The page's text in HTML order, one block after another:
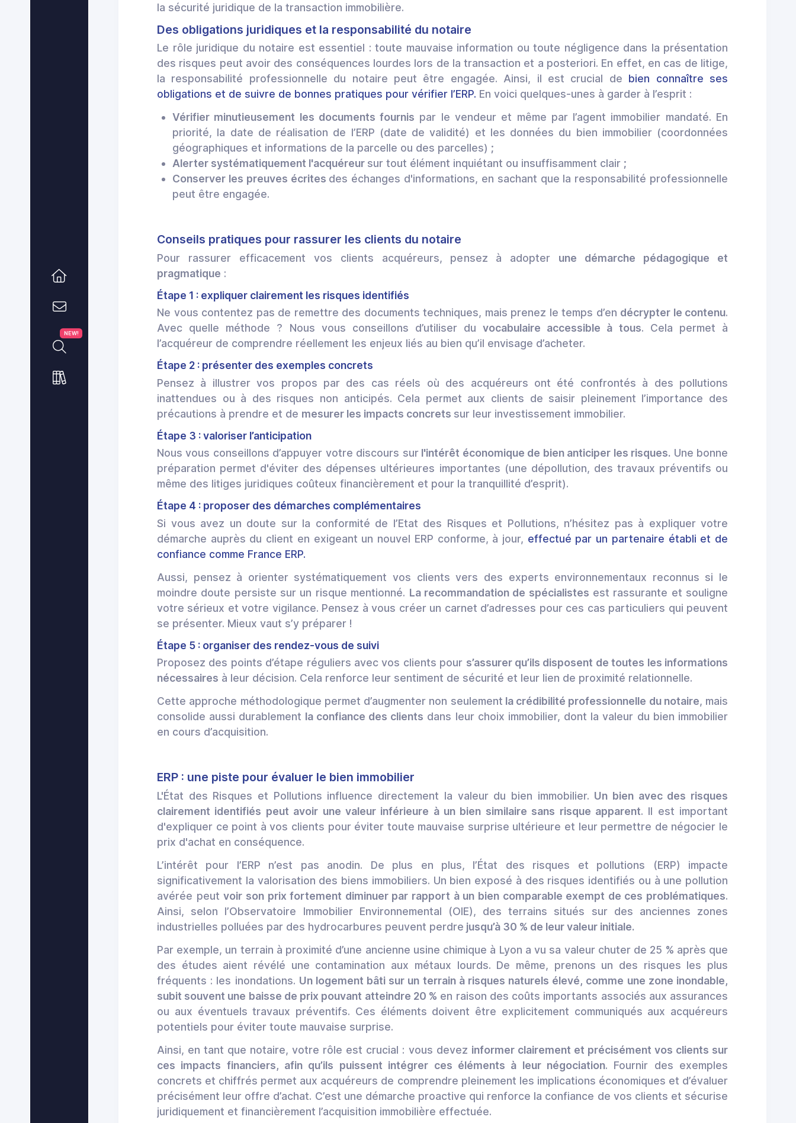
NEW!
la sécurité juridique de la transaction immobilière.
Des obligations juridiques et la responsabilité du notaire
Le rôle juridique du notaire est essentiel : toute mauvaise information ou toute négligence dans la présentation
des risques peut avoir des conséquences lourdes lors de la transaction et a posteriori. En effet, en cas de litige,
la responsabilité professionnelle du notaire peut être engagée. Ainsi, il est crucial de bien connaître ses
obligations et de suivre de bonnes pratiques pour vérifier l’ERP. En voici quelques-unes à garder à l’esprit :
Vérifier minutieusement les documents fournis par le vendeur et même par l’agent immobilier mandaté. En
priorité, la date de réalisation de l’ERP (date de validité) et les données du bien immobilier (coordonnées
géographiques et informations de la parcelle ou des parcelles) ;
Alerter systématiquement l'acquéreur sur tout élément inquiétant ou insuffisamment clair ;
Conserver les preuves écrites des échanges d'informations, en sachant que la responsabilité professionnelle
peut être engagée.
Conseils pratiques pour rassurer les clients du notaire
Pour rassurer efficacement vos clients acquéreurs, pensez à adopter une démarche pédagogique et
pragmatique :
Étape 1 : expliquer clairement les risques identifiés
Ne vous contentez pas de remettre des documents techniques, mais prenez le temps d’en décrypter le contenu.
Avec quelle méthode ? Nous vous conseillons d’utiliser duvocabulaire accessible à tous. Cela permet à
l’acquéreur de comprendre réellement les enjeux liés au bien qu’il envisage d’acheter.
Étape 2 : présenter des exemples concrets
Pensez à illustrer vos propos par des cas réels où des acquéreurs ont été confrontés à des pollutions
inattendues ou à des risques non anticipés. Cela permet aux clients de saisir pleinement l’importance des
précautions à prendre et de mesurer les impacts concrets sur leur investissement immobilier.
Étape 3 : valoriser l’anticipation
Nous vous conseillons d’appuyer votre discours surl'intérêt économique de bien anticiper les risques. Une bonne
préparation permet d'éviter des dépenses ultérieures importantes (une dépollution, des travaux préventifs ou
même des litiges juridiques coûteux financièrement et pour la tranquillité d’esprit).
Étape 4 : proposer des démarches complémentaires
Si vous avez un doute sur la conformité de l’Etat des Risques et Pollutions, n’hésitez pas à expliquer votre
démarche auprès du client en exigeant un nouvel ERP conforme, à jour, effectué par un partenaire établi et de
confiance comme France ERP.
Aussi, pensez à orienter systématiquement vos clients vers des experts environnementaux reconnus si le
moindre doute persiste sur un risque mentionné. La recommandation de spécialistes est rassurante et souligne
votre sérieux et votre vigilance. Pensez à vous créer un carnet d’adresses pour ces cas particuliers qui peuvent
se présenter. Mieux vaut s’y préparer !
Étape 5 : organiser des rendez-vous de suivi
Proposez des points d’étape réguliers avec vos clients pour s’assurer qu’ils disposent de toutes les informations
nécessaires à leur décision. Cela renforce leur sentiment de sécurité et leur lien de proximité relationnelle.
Cette approche méthodologique permet d’augmenter non seulement la crédibilité professionnelle du notaire, mais
consolide aussi durablement la confiance des clients dans leur choix immobilier, dont la valeur du bien immobilier
en cours d’acquisition.
ERP : une piste pour évaluer le bien immobilier
L'État des Risques et Pollutions influence directement la valeur du bien immobilier. Un bien avec des risques
clairement identifiés peut avoir une valeur inférieure à un bien similaire sans risque apparent. Il est important
d'expliquer ce point à vos clients pour éviter toute mauvaise surprise ultérieure et leur permettre de négocier le
prix d'achat en conséquence.
L’intérêt pour l’ERP n’est pas anodin. De plus en plus, l’État des risques et pollutions (ERP) impacte
significativement la valorisation des biens immobiliers. Un bien exposé à des risques identifiés ou à une pollution
avérée peutvoir son prix fortement diminuer par rapport à un bien comparable exempt de ces problématiques.
Ainsi, selon l’Observatoire Immobilier Environnemental (OIE), des terrains situés sur des anciennes zones
industrielles polluées par des hydrocarbures peuvent perdre jusqu’à 30 % de leur valeur initiale.
Par exemple, un terrain à proximité d’une ancienne usine chimique à Lyon a vu sa valeur chuter de 25 % après que
des études aient révélé une contamination aux métaux lourds. De même, prenons un des risques les plus
fréquents : les inondations. Un logement bâti sur un terrain à risques naturels élevé, comme une zone inondable,
subit souvent une baisse de prix pouvant atteindre 20 % en raison des coûts importants associés aux assurances
ou aux éventuels travaux préventifs. Ces éléments doivent être explicitement communiqués aux acquéreurs
potentiels pour éviter toute mauvaise surprise.
Ainsi, en tant que notaire, votre rôle est crucial : vous devez informer clairement et précisément vos clients sur
ces impacts financiers, afin qu’ils puissent intégrer ces éléments à leur négociation. Fournir des exemples
concrets et chiffrés permet aux acquéreurs de comprendre pleinement les implications économiques et d’évaluer
précisément leur offre d’achat. C’est une démarche proactive qui renforce la confiance de vos clients et sécurise
juridiquement et financièrement l’acquisition immobilière effectuée.